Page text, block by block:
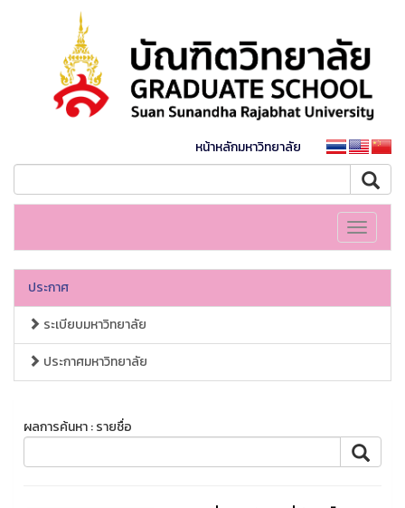
หน้าหลักมหาวิทยาลัย
Toggle
ประกาศ
ระเบียบมหาวิทยาลัย
ประกาศมหาวิทยาลัย
ผลการค้นหา : รายชื่อ